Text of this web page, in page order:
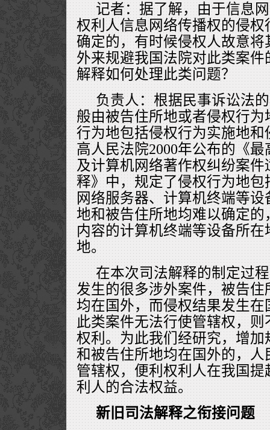
记者：据了解，由于信息
权利人信息网络传播权的侵
确定的，有时候侵权人故意
外来规避我国法院对此类案
解释如何处理此类问题？
负责人：根据民事诉讼法
般由被告住所地或者侵权行
行为地包括侵权行为实施地
高人民法院2000年公布的《
及计算机网络著作权纠纷案
释》中，规定了侵权行为地
网络服务器、计算机终端等
地和被告住所地均难以确定
内容的计算机终端等设备所
地。
在本次司法解释的制定过
发生的很多涉外案件，被告
均在国外，而侵权结果发生
此类案件无法行使管辖权，
权利。为此我们经研究，增
和被告住所地均在国外的，
管辖权，便利权利人在我国
利人的合法权益。
新旧司法解释之衔接问题